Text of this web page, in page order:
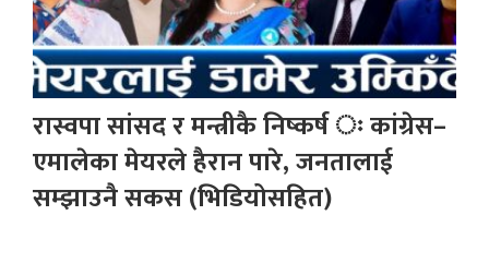
रास्वपा सांसद र मन्त्रीकै निष्कर्ष ः कांग्रेस–
एमालेका मेयरले हैरान पारे, जनतालाई
सम्झाउनै सकस (भिडियोसहित)